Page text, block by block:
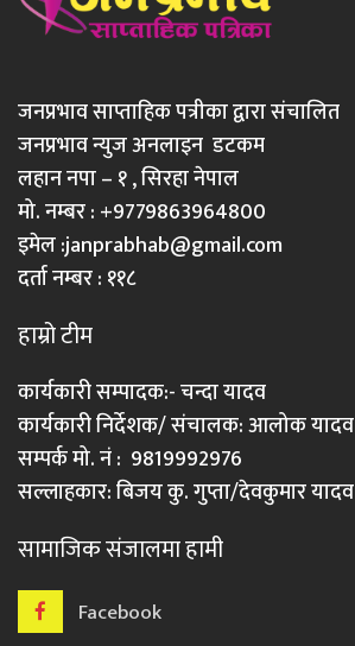
जनप्रभाव साप्ताहिक पत्रीका द्वारा संचालित
जनप्रभाव न्युज अनलाइन डटकम
लहान नपा – १ , सिरहा नेपाल
मो. नम्बर : +9779863964800
इमेल :janprabhab@gmail.com
दर्ता नम्बर : ११८
हाम्रो टीम
कार्यकारी सम्पादक:- चन्दा यादव
कार्यकारी निर्देशक/ संचालक: आलोक यादव
सम्पर्क मो. नं : 9819992976
सल्लाहकार: बिजय कु. गुप्ता/देवकुमार यादव
सामाजिक संजालमा हामी
Facebook